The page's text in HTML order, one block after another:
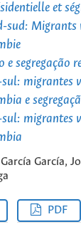
et
sud: Migrants
e segregação
migrantes
e
migrantes
García,
PDF